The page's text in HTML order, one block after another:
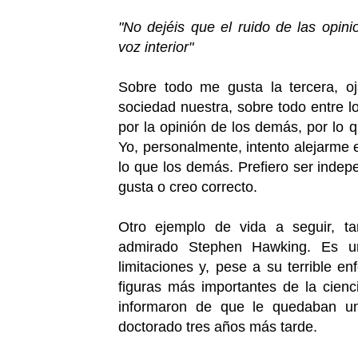
"No dejéis que el ruido de las
voz interior"
Sobre todo me gusta la tercera,
sociedad nuestra, sobre todo entre
por la opinión de los demás, por lo
Yo, personalmente, intento
lo que los demás. Prefiero ser
gusta o creo correcto.
Otro ejemplo de vida a seguir,
admirado Stephen Hawking. Es
limitaciones y, pese a su terrible
figuras más importantes de la
informaron de que le quedaban
doctorado tres años más tarde.